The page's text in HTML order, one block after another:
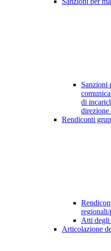
Sanzioni
di
Rendiconti
Atti degli
Articolazione